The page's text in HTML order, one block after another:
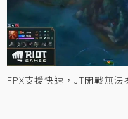
FPX支援快速，JT開戰無法